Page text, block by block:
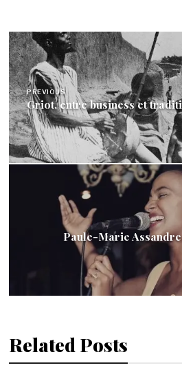
Navigation
de
l’article
PREVIOUS
Griot, entre business et
Paule-Marie
Related Posts